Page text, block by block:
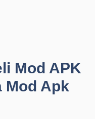
Mod APK
Mod Apk